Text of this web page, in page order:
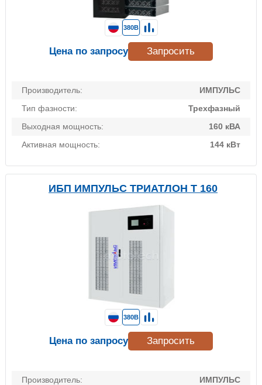
Производитель:
ИМПУЛЬС
Тип фазности:
Трехфазный
Выходная мощность:
160 кВА
Активная мощность:
144 кВт
380В
Цена по запросу Запросить
ИБП ИМПУЛЬС ТРИАТЛОН Т 160
Производитель:
ИМПУЛЬС
380В
Цена по запросу Запросить